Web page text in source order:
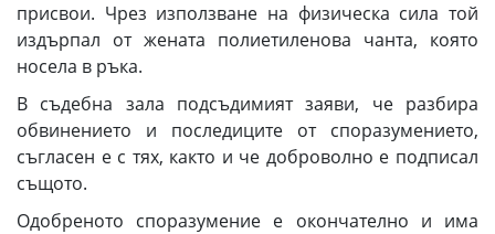
присвои. Чрез използване на физическа сила той
издърпал от жената полиетиленова чанта, която
носела в ръка.
В съдебна зала подсъдимият заяви, че разбира
обвинението и последиците от споразумението,
съгласен е с тях, както и че доброволно е подписал
същото.
Одобреното споразумение е окончателно и има